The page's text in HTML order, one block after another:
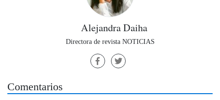
Alejandra Daiha
Directora de revista NOTICIAS
Comentarios